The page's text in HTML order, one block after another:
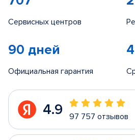
Сервисных центров
90 дней
Официальная гарантия
4.9 97 757 отзывов